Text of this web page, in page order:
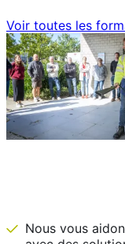
Voir toutes les
Nous vous